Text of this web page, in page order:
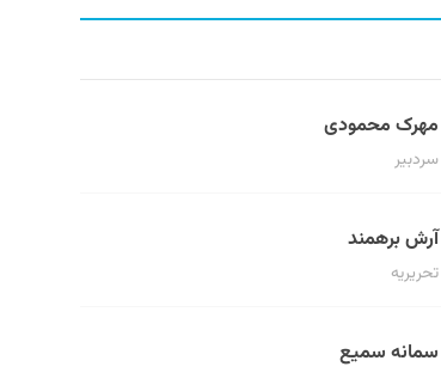
مهرک محمودی
سردبیر
آرش برهمند
تحریریه
سمانه سمیع